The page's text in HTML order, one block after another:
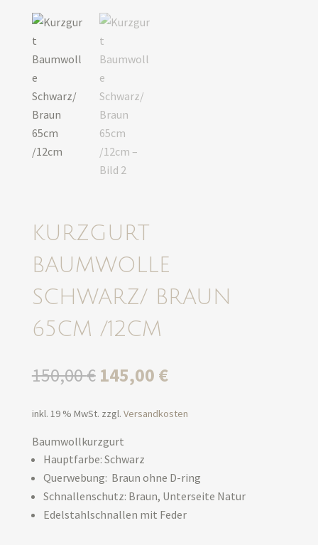
KURZGURT
BAUMWOLLE
SCHWARZ/ BRAUN
65CM /12CM
150,00€ Ursprünglicher
Preis
war:
150,00 €
145,00 €Aktueller
ist:
145,00 €.
inkl. 19 % MwSt. zzgl. Versandkosten
Baumwollkurzgurt
Hauptfarbe: Schwarz
Querwebung: Braun ohne D-ring
Schnallenschutz: Braun, Unterseite Natur
Edelstahlschnallen mit Feder